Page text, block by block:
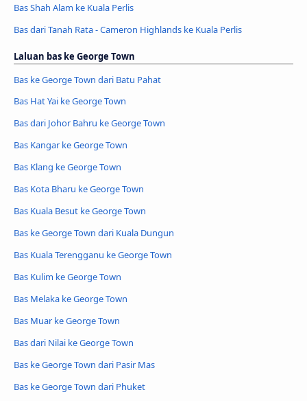
Bas Shah Alam ke Kuala Perlis
Bas dari Tanah Rata - Cameron Highlands ke Kuala Perlis
Laluan bas ke George Town
Bas ke George Town dari Batu Pahat
Bas Hat Yai ke George Town
Bas dari Johor Bahru ke George Town
Bas Kangar ke George Town
Bas Klang ke George Town
Bas Kota Bharu ke George Town
Bas Kuala Besut ke George Town
Bas ke George Town dari Kuala Dungun
Bas Kuala Terengganu ke George Town
Bas Kulim ke George Town
Bas Melaka ke George Town
Bas Muar ke George Town
Bas dari Nilai ke George Town
Bas ke George Town dari Pasir Mas
Bas ke George Town dari Phuket